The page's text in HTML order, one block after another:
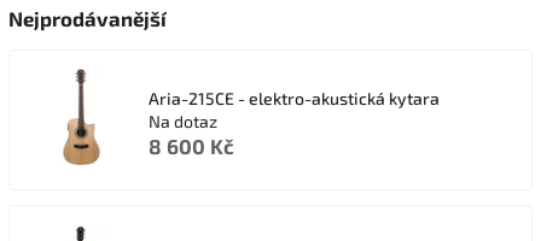
Nejprodávanější
Aria-215CE - elektro-akustická kytara
Na dotaz
8 600 Kč